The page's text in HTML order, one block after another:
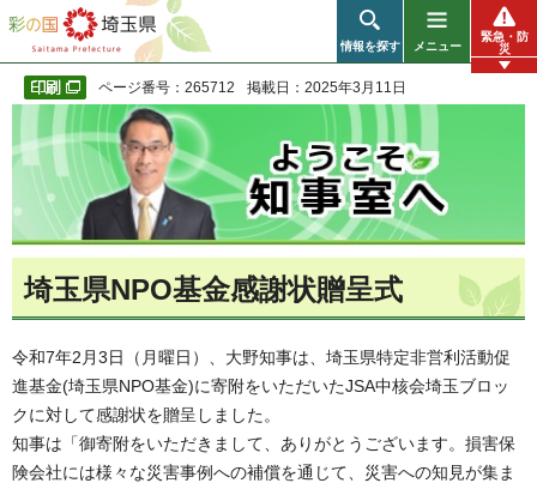
彩の国 埼玉県
情報を探す メニュー
緊急・防
災
ページ番号：265712 掲載日：2025年3月11日
埼玉県NPO基金感謝状贈呈式
令和7年2月3日（月曜日）、大野知事は、埼玉県特定非営利活動促
進基金(埼玉県NPO基金)に寄附をいただいたJSA中核会埼玉ブロッ
クに対して感謝状を贈呈しました。
知事は「御寄附をいただきまして、ありがとうございます。損害保
険会社には様々な災害事例への補償を通じて、災害への知見が集ま